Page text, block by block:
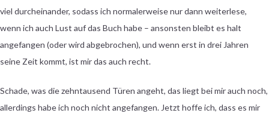
viel durcheinander, sodass ich normalerweise nur dann weiterlese,
wenn ich auch Lust auf das Buch habe – ansonsten bleibt es halt
angefangen (oder wird abgebrochen), und wenn erst in drei Jahren
seine Zeit kommt, ist mir das auch recht.
Schade, was die zehntausend Türen angeht, das liegt bei mir auch noch,
allerdings habe ich noch nicht angefangen. Jetzt hoffe ich, dass es mir